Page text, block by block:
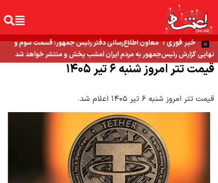
خبر فوری : معاون اطلاع‌رسانی دفتر رئیس جمهور: قسمت سوم و
نهایی گزارش رئیس‌جمهور به مردم ایران امشب پخش و منتشر خواهد شد
قیمت تتر امروز شنبه ۶ تیر ۱۴۰۵
قیمت تتر امروز شنبه ۶ تیر ۱۴۰۵ اعلام شد.